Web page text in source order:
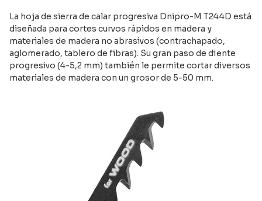
La hoja de sierra de calar progresiva Dnipro-M T244D está
diseñada para cortes curvos rápidos en madera y
materiales de madera no abrasivos (contrachapado,
aglomerado, tablero de fibras). Su gran paso de diente
progresivo (4-5,2 mm) también le permite cortar diversos
materiales de madera con un grosor de 5-50 mm.